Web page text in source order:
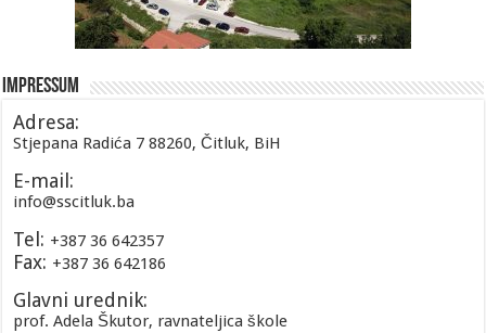
Impressum
Adresa:
Stjepana Radića 7 88260, Čitluk, BiH
E-mail:
info@sscitluk.ba
Tel: +387 36 642357
Fax: +387 36 642186
Glavni urednik:
prof. Adela Škutor, ravnateljica škole